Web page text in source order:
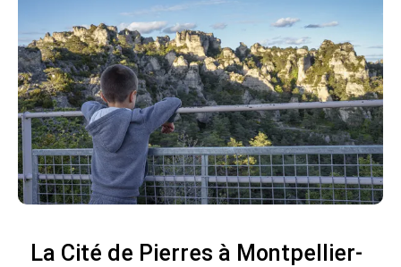
La Cité de Pierres à Montpellier-